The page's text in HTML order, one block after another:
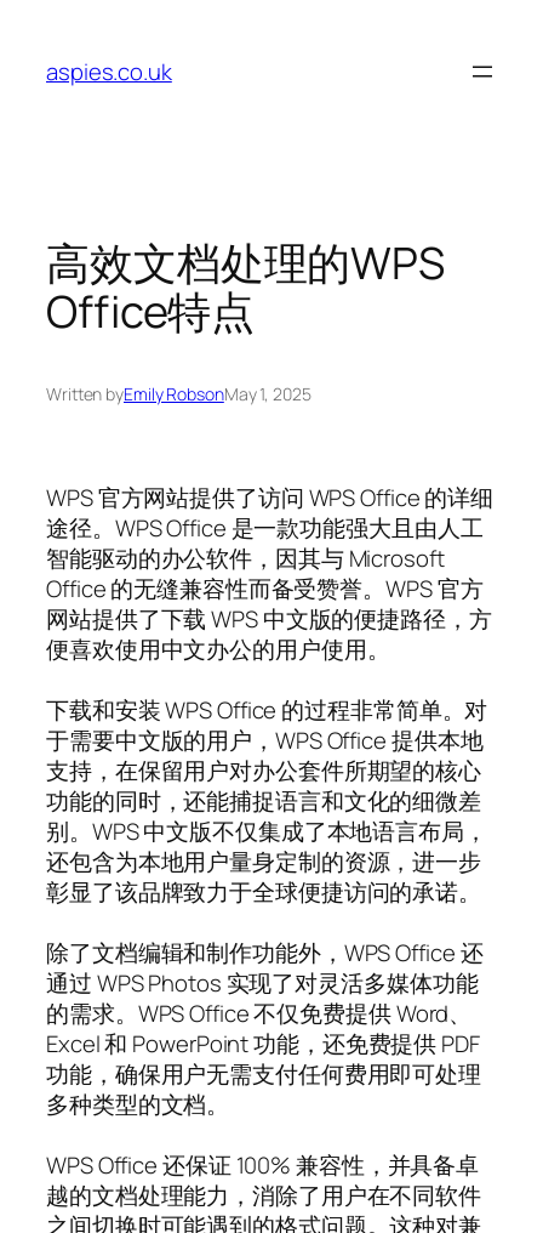
content
aspies.co.uk
高效文档处理的WPS
Office特点
Written byEmily RobsonMay 1, 2025
WPS 官方网站提供了访问 WPS Office 的详细
途径。WPS Office 是一款功能强大且由人工
智能驱动的办公软件，因其与 Microsoft
Office 的无缝兼容性而备受赞誉。WPS 官方
网站提供了下载 WPS 中文版的便捷路径，方
便喜欢使用中文办公的用户使用。
下载和安装 WPS Office 的过程非常简单。对
于需要中文版的用户，WPS Office 提供本地
支持，在保留用户对办公套件所期望的核心
功能的同时，还能捕捉语言和文化的细微差
别。WPS 中文版不仅集成了本地语言布局，
还包含为本地用户量身定制的资源，进一步
彰显了该品牌致力于全球便捷访问的承诺。
除了文档编辑和制作功能外，WPS Office 还
通过 WPS Photos 实现了对灵活多媒体功能
的需求。WPS Office 不仅免费提供 Word、
Excel 和 PowerPoint 功能，还免费提供 PDF
功能，确保用户无需支付任何费用即可处理
多种类型的文档。
WPS Office 还保证 100% 兼容性，并具备卓
越的文档处理能力，消除了用户在不同软件
之间切换时可能遇到的格式问题。这种对兼